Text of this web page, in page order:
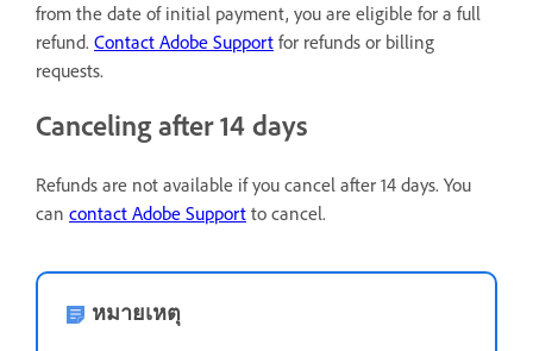
from the date of initial payment, you are eligible for a full
refund. Contact Adobe Support for refunds or billing
requests.
Canceling after 14 days
Refunds are not available if you cancel after 14 days. You
can contact Adobe Support to cancel.
หมายเหตุ